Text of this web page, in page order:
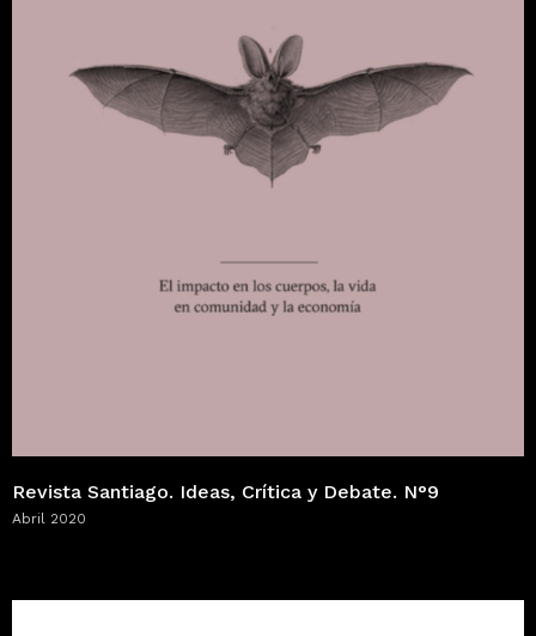
Revista Santiago. Ideas, Crítica y Debate. N°9
Abril 2020